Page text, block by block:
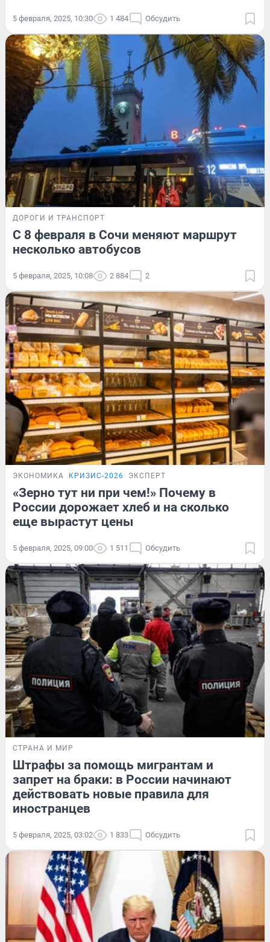
5 февраля, 2025, 10:30 1 484 Обсудить
ДОРОГИ И ТРАНСПОРТ
С 8 февраля в Сочи меняют маршрут
несколько автобусов
5 февраля, 2025, 10:08 2 884 2
ЭКОНОМИКА КРИЗИС-2026 ЭКСПЕРТ
«Зерно тут ни при чем!» Почему в
России дорожает хлеб и на сколько
еще вырастут цены
5 февраля, 2025, 09:00 1 511 Обсудить
СТРАНА И МИР
Штрафы за помощь мигрантам и
запрет на браки: в России начинают
действовать новые правила для
иностранцев
5 февраля, 2025, 03:02 1 833 Обсудить